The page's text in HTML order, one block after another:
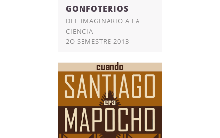
GONFOTERIOS
DEL IMAGINARIO A LA
CIENCIA
2O SEMESTRE 2013